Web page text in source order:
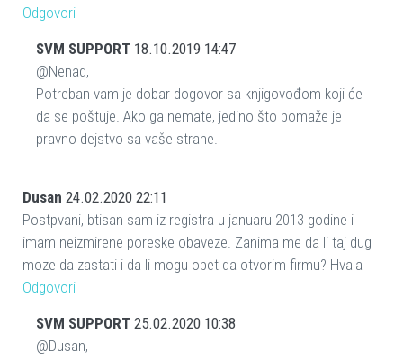
Odgovori
SVM SUPPORT 18.10.2019 14:47
@Nenad,
Potreban vam je dobar dogovor sa knjigovođom koji će
da se poštuje. Ako ga nemate, jedino što pomaže je
pravno dejstvo sa vaše strane.
Dusan 24.02.2020 22:11
Postpvani, btisan sam iz registra u januaru 2013 godine i
imam neizmirene poreske obaveze. Zanima me da li taj dug
moze da zastati i da li mogu opet da otvorim firmu? Hvala
Odgovori
SVM SUPPORT 25.02.2020 10:38
@Dusan,